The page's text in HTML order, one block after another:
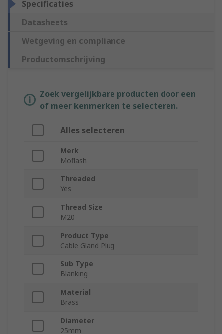
Specificaties
Datasheets
Wetgeving en compliance
Productomschrijving
Zoek vergelijkbare producten door een
of meer kenmerken te selecteren.
Alles selecteren
Merk
Moflash
Threaded
Yes
Thread Size
M20
Product Type
Cable Gland Plug
Sub Type
Blanking
Material
Brass
Diameter
25mm